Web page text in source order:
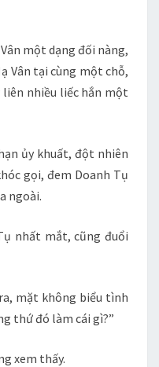
một dạng đối nàng,
Vân tại cùng một chỗ,
nhiều liếc hắn một
ủy khuất, đột nhiên
gọi, đem Doanh Tụ
ngoài.
nhất mắt, cũng đuổi
mặt không biểu tình
thứ đó làm cái gì?”
xem thấy.